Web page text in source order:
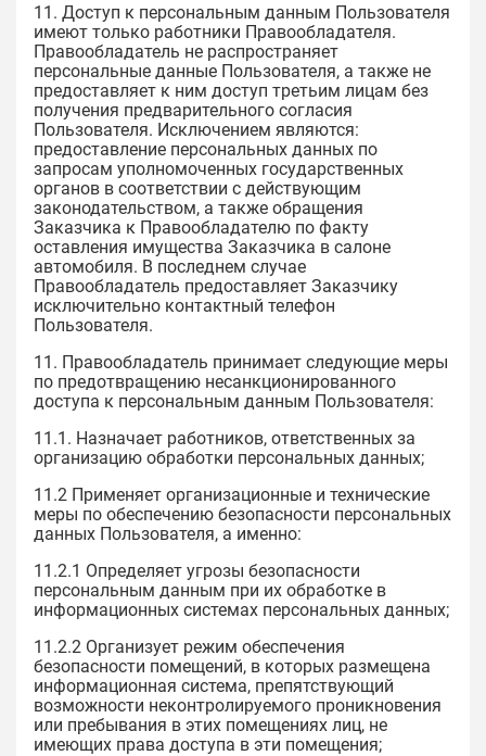
11. Доступ к персональным данным Пользователя
имеют только работники Правообладателя.
Правообладатель не распространяет
персональные данные Пользователя, а также не
предоставляет к ним доступ третьим лицам без
получения предварительного согласия
Пользователя. Исключением являются:
предоставление персональных данных по
запросам уполномоченных государственных
органов в соответствии с действующим
законодательством, а также обращения
Заказчика к Правообладателю по факту
оставления имущества Заказчика в салоне
автомобиля. В последнем случае
Правообладатель предоставляет Заказчику
исключительно контактный телефон
Пользователя.
11. Правообладатель принимает следующие меры
по предотвращению несанкционированного
доступа к персональным данным Пользователя:
11.1. Назначает работников, ответственных за
организацию обработки персональных данных;
11.2 Применяет организационные и технические
меры по обеспечению безопасности персональных
данных Пользователя, а именно:
11.2.1 Определяет угрозы безопасности
персональным данным при их обработке в
информационных системах персональных данных;
11.2.2 Организует режим обеспечения
безопасности помещений, в которых размещена
информационная система, препятствующий
возможности неконтролируемого проникновения
или пребывания в этих помещениях лиц, не
имеющих права доступа в эти помещения;